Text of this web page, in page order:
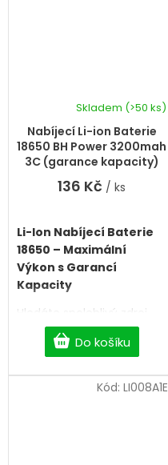
Nabíjecí Li-ion Baterie
18650 BH Power 3200mah
3C (garance kapacity)
Skladem (>50 ks)
136 Kč / ks
Do košíku
Li-Ion Nabíjecí Baterie
18650 – Maximální
Výkon s Garancí
Kapacity
Hledáte spolehlivý zdroj
energie pro svou čelovku,
e-cigaretu, powerbanku
nebo aku nářadí? Naše
nabíjecí baterie typu Li-
poskytují
Kód: LI008A1E